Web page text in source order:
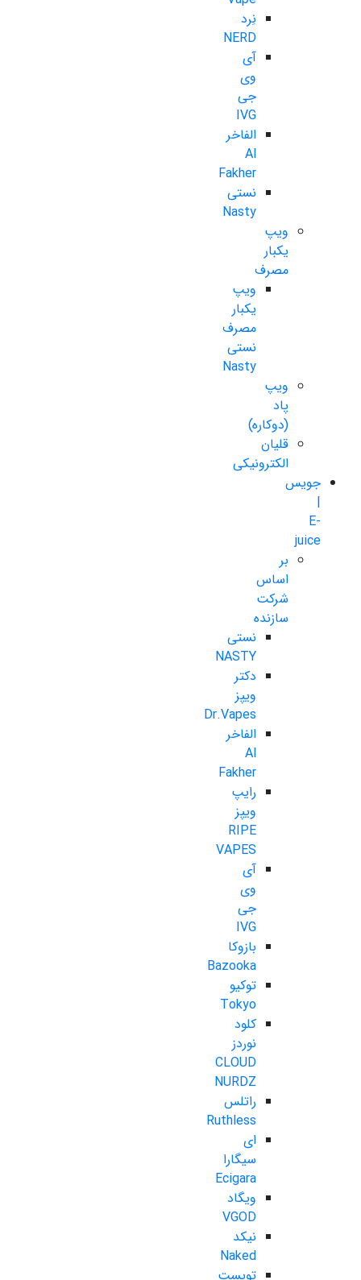
نِرد
NERD
آی
وی
جی
IVG
الفاخر
Al
Fakher
نستی
Nasty
ویپ
یکبار
مصرف
ویپ
یکبار
مصرف
نستی
Nasty
ویپ
پاد
(دوکاره)
قلیان
الکترونیکی
جویس
|
E-
juice
بر
اساس
شرکت
سازنده
نستی
NASTY
دکتر
ویپز
Dr.Vapes
الفاخر
Al
Fakher
رایپ
ویپز
RIPE
VAPES
آی
وی
جی
IVG
بازوکا
Bazooka
توکیو
Tokyo
کلود
نوردز
CLOUD
NURDZ
راتلس
Ruthless
ای
سیگارا
Ecigara
ویگاد
VGOD
نیکد
Naked
تویست